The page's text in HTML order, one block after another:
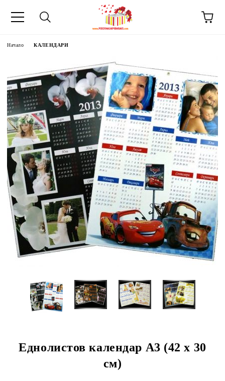
Начало КАЛЕНДАРИ
Еднолистов календар А3 (42 х 30
см)